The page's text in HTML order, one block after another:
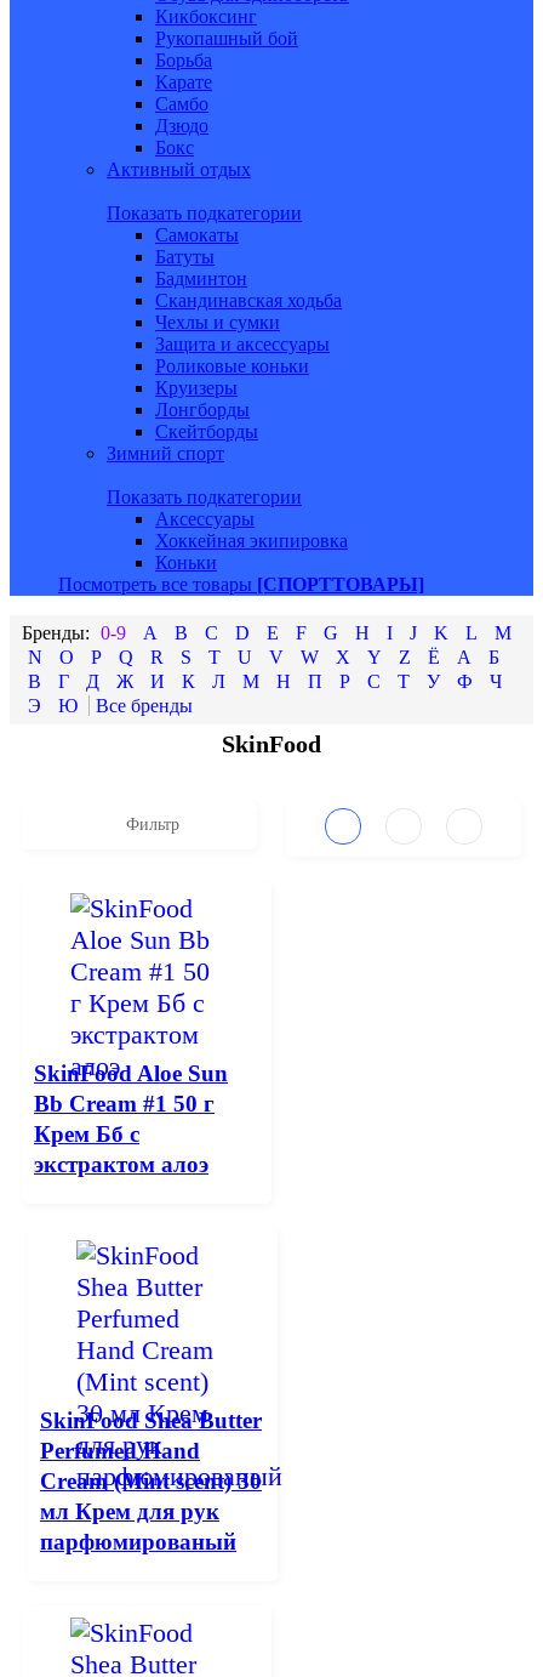
Кикбоксинг
Рукопашный бой
Борьба
Карате
Самбо
Дзюдо
Бокс
Активный отдых
Показать подкатегории
Самокаты
Батуты
Бадминтон
Скандинавская ходьба
Чехлы и сумки
Защита и аксессуары
Роликовые коньки
Круизеры
Лонгборды
Скейтборды
Зимний спорт
Показать подкатегории
Аксессуары
Хоккейная экипировка
Коньки
Посмотреть все товары [СПОРТТОВАРЫ]
0-9 A B C D E F G H I J K L
M
N
O P Q R S T U V W X Y Z Ё А
Б
В
Г Д Ж И К Л М Н П Р С Т У Ф
Ч
Э
Ю
SkinFood
Фильтр
SkinFood Aloe Sun
Bb Cream #1 50 г
Крем Бб с
экстрактом алоэ
SkinFood Shea Butter
Perfumed Hand
Cream (Mint scent) 30
мл Крем для рук
парфюмированый